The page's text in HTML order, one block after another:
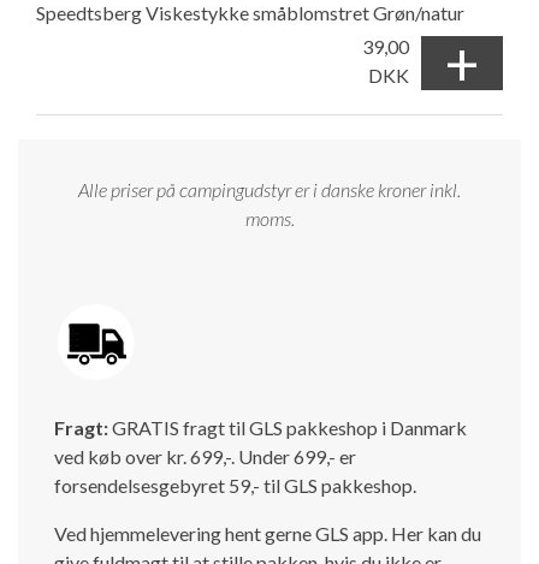
Speedtsberg Viskestykke småblomstret Grøn/natur
39,00
DKK
+
Alle priser på campingudstyr er i danske kroner inkl.
moms.
Fragt:GRATIS fragt til GLS pakkeshop i Danmark
ved køb over kr. 699,-. Under 699,- er
forsendelsesgebyret 59,- til GLS pakkeshop.
Ved hjemmelevering hent gerne GLS app. Her kan du